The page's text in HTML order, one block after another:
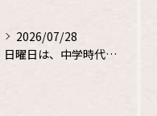
2026/07/28
日曜日は、中学時代の、同級生と鮎釣り